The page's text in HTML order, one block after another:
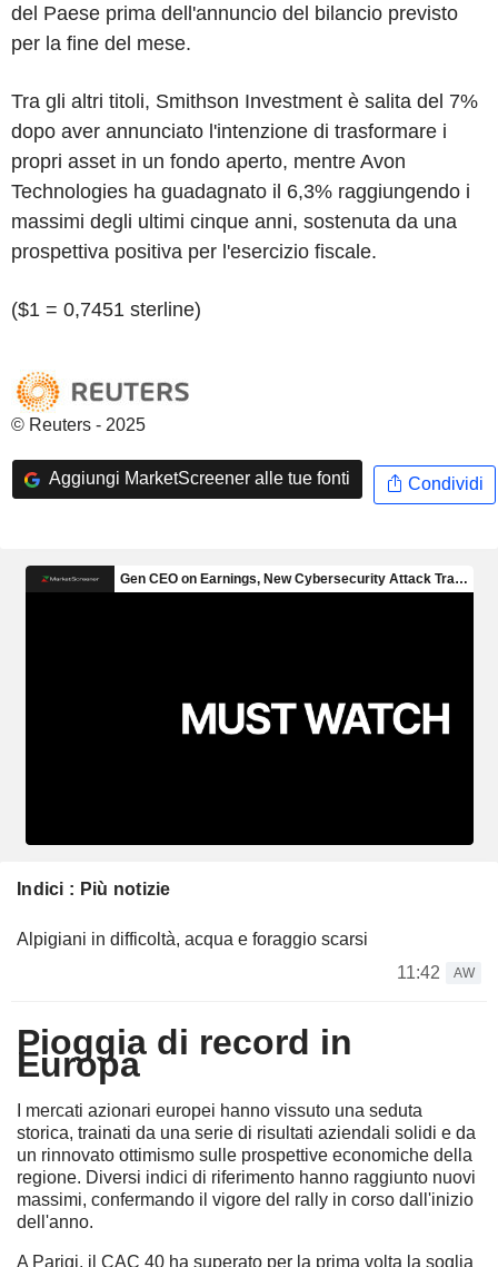
del Paese prima dell'annuncio del bilancio previsto
per la fine del mese.
Tra gli altri titoli, Smithson Investment è salita del 7%
dopo aver annunciato l'intenzione di trasformare i
propri asset in un fondo aperto, mentre Avon
Technologies ha guadagnato il 6,3% raggiungendo i
massimi degli ultimi cinque anni, sostenuta da una
prospettiva positiva per l'esercizio fiscale.
($1 = 0,7451 sterline)
© Reuters - 2025
Aggiungi MarketScreener alle tue fonti Condividi
Indici : Più notizie
Alpigiani in difficoltà, acqua e foraggio scarsi
11:42
AW
Pioggia di record in
Europa
I mercati azionari europei hanno vissuto una seduta
storica, trainati da una serie di risultati aziendali solidi e da
un rinnovato ottimismo sulle prospettive economiche della
regione. Diversi indici di riferimento hanno raggiunto nuovi
massimi, confermando il vigore del rally in corso dall'inizio
dell'anno.
A Parigi, il CAC 40 ha superato per la prima volta la soglia